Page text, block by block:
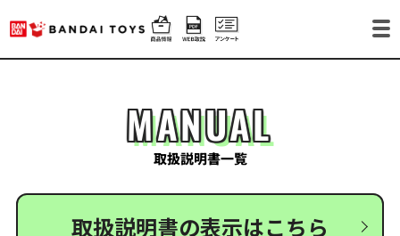
MANUAL
取扱説明書一覧
取扱説明書の表示はこちら